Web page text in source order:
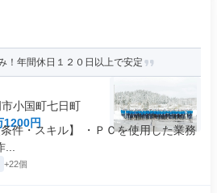
！年間休日１２０日以上で安定
小国町七日町
1200円
件・スキル】 ・ＰＣを使用した業務
+22個